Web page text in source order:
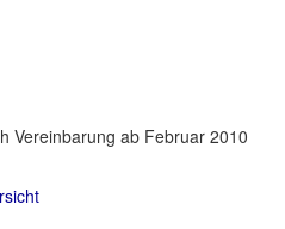
Vereinbarung ab Februar 2010